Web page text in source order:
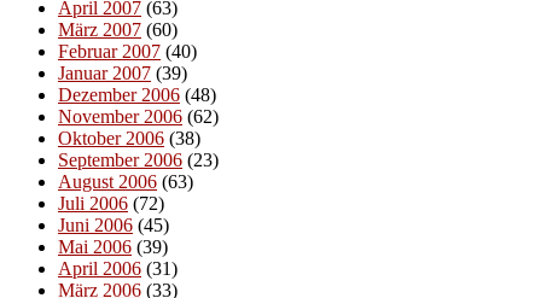
April 2007 (63)
März 2007 (60)
Februar 2007 (40)
Januar 2007 (39)
Dezember 2006 (48)
November 2006 (62)
Oktober 2006 (38)
September 2006 (23)
August 2006 (63)
Juli 2006 (72)
Juni 2006 (45)
Mai 2006 (39)
April 2006 (31)
März 2006 (33)